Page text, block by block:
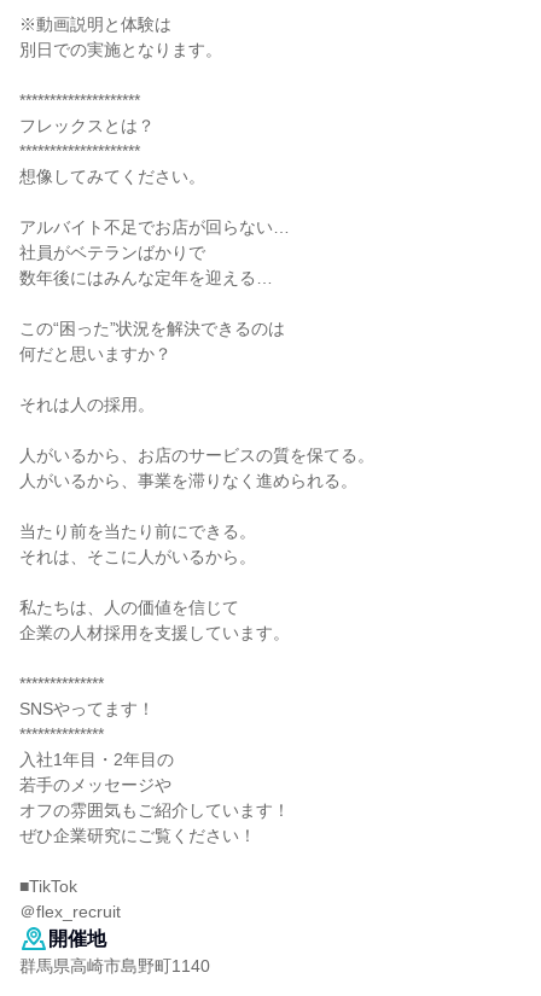
※動画説明と体験は
別日での実施となります。
********************
フレックスとは？
********************
想像してみてください。
アルバイト不足でお店が回らない…
社員がベテランばかりで
数年後にはみんな定年を迎える…
この“困った”状況を解決できるのは
何だと思いますか？
それは人の採用。
人がいるから、お店のサービスの質を保てる。
人がいるから、事業を滞りなく進められる。
当たり前を当たり前にできる。
それは、そこに人がいるから。
私たちは、人の価値を信じて
企業の人材採用を支援しています。
**************
SNSやってます！
**************
入社1年目・2年目の
若手のメッセージや
オフの雰囲気もご紹介しています！
ぜひ企業研究にご覧ください！
■TikTok
＠flex_recruit
開催地
群馬県高崎市島野町1140